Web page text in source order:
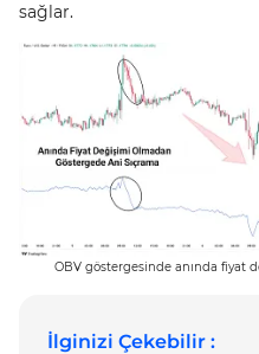
sağlar.
OBV göstergesinde anında fiyat
İlginizi Çekebilir :